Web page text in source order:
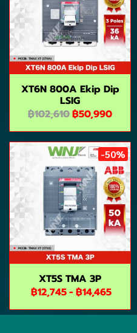
XT6N 800A Ekip Dip
LSIG
฿102,610฿50,990
-50%
XT5S TMA 3P
฿12,745-฿14,465